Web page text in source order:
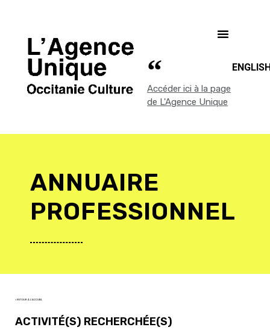
Accéder ici à la page
de L'Agence Unique
ANNUAIRE
PROFESSIONNEL
< RETOUR À L'ACCUEIL
ACTIVITÉ(S) RECHERCHÉE(S)